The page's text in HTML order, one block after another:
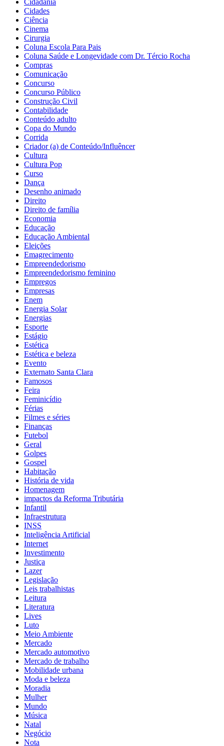
Cidades
Ciência
Cinema
Cirurgia
Coluna Escola Para Pais
Coluna Saúde e Longevidade com Dr. Tércio Rocha
Compras
Comunicação
Concurso
Concurso Público
Construção Civil
Contabilidade
Conteúdo adulto
Copa do Mundo
Corrida
Criador (a) de Conteúdo/Influêncer
Cultura
Cultura Pop
Curso
Dança
Desenho animado
Direito
Direito de família
Economia
Educação
Educação Ambiental
Eleições
Emagrecimento
Empreendedorismo
Empreendedorismo feminino
Empregos
Empresas
Enem
Energia Solar
Energias
Esporte
Estágio
Estética
Estética e beleza
Evento
Externato Santa Clara
Famosos
Feira
Feminicídio
Férias
Filmes e séries
Finanças
Futebol
Geral
Golpes
Gospel
Habitação
História de vida
Homenagem
impactos da Reforma Tributária
Infantil
Infraestrutura
INSS
Inteligência Artificial
Internet
Investimento
Justiça
Lazer
Legislação
Leis trabalhistas
Leitura
Literatura
Lives
Luto
Meio Ambiente
Mercado
Mercado automotivo
Mercado de trabalho
Mobilidade urbana
Moda e beleza
Moradia
Mulher
Mundo
Música
Natal
Negócio
Nota